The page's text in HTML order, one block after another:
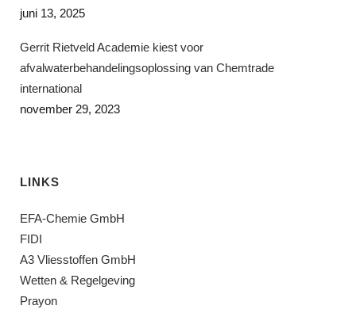
juni 13, 2025
Gerrit Rietveld Academie kiest voor
afvalwaterbehandelingsoplossing van Chemtrade
international
november 29, 2023
LINKS
EFA-Chemie GmbH
FIDI
A3 Vliesstoffen GmbH
Wetten & Regelgeving
Prayon